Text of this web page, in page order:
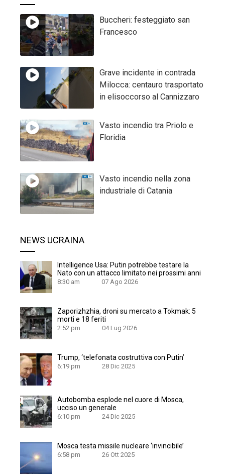
Buccheri: festeggiato san
Francesco
Grave incidente in contrada
Milocca: centauro trasportato
in elisoccorso al Cannizzaro
Vasto incendio tra Priolo e
Floridia
Vasto incendio nella zona
industriale di Catania
NEWS UCRAINA
Intelligence Usa: Putin potrebbe testare la
Nato con un attacco limitato nei prossimi anni
8:30 am 07 Ago 2026
Zaporizhzhia, droni su mercato a Tokmak: 5
morti e 18 feriti
2:52 pm 04 Lug 2026
Trump, ‘telefonata costruttiva con Putin’
6:19 pm 28 Dic 2025
Autobomba esplode nel cuore di Mosca,
ucciso un generale
6:10 pm 24 Dic 2025
Mosca testa missile nucleare ‘invincibile’
6:58 pm 26 Ott 2025